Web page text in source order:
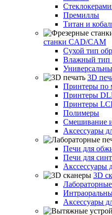
Премиллы
Титан и
станки CAD/CAM
Сухой тип
Влажный тип
3D
Принтеры по
Принтеры
Принтеры
Полимеры
Смешивание
Аксессуары
Печи для
Печи для
Акссессуары
3D
Аксессуары